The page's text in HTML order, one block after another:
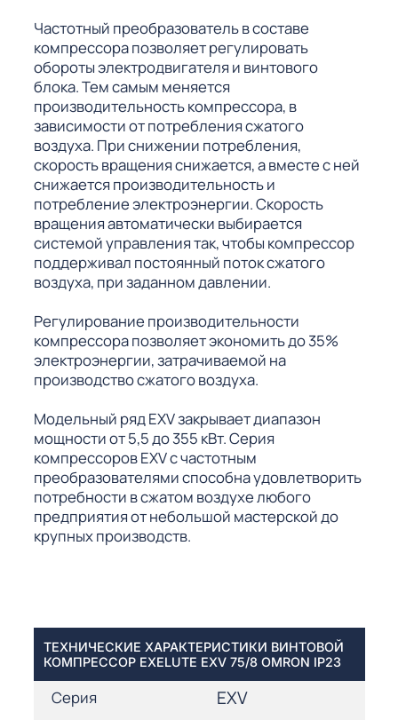
Частотный преобразователь в составе
компрессора позволяет регулировать
обороты электродвигателя и винтового
блока. Тем самым меняется
производительность компрессора, в
зависимости от потребления сжатого
воздуха. При снижении потребления,
скорость вращения снижается, а вместе с ней
снижается производительность и
потребление электроэнергии. Скорость
вращения автоматически выбирается
системой управления так, чтобы компрессор
поддерживал постоянный поток сжатого
воздуха, при заданном давлении.
Регулирование производительности
компрессора позволяет экономить до 35%
электроэнергии, затрачиваемой на
производство сжатого воздуха.
Модельный ряд EXV закрывает диапазон
мощности от 5,5 до 355 кВт. Серия
компрессоров EXV с частотным
преобразователями способна удовлетворить
потребности в сжатом воздухе любого
предприятия от небольшой мастерской до
крупных производств.
ТЕХНИЧЕСКИЕ ХАРАКТЕРИСТИКИ ВИНТОВОЙ
КОМПРЕССОР EXELUTE EXV 75/8 OMRON IP23
Серия EXV